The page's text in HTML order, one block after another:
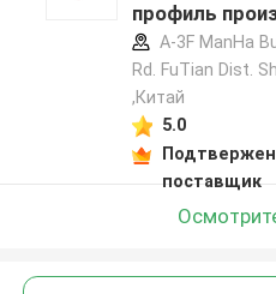
профиль
A-3F ManHa
Rd. FuTian Dist.
,Китай
5.0
поставщик